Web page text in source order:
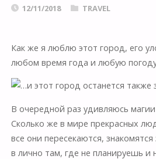
12/11/2018 TRAVEL
Как же я люблю этот город, его
любом время года и любую
В очередной раз удивляюсь магии
Сколько же в мире прекрасных
все они пересекаются,
в лично там, где не планируешь и